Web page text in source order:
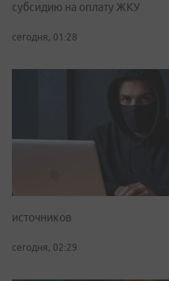
субсидию на оплату ЖКУ
сегодня, 01:28
источников
сегодня, 02:29